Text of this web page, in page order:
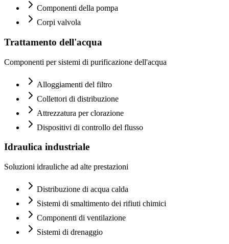
Componenti della pompa
Corpi valvola
Trattamento dell'acqua
Componenti per sistemi di purificazione dell'acqua
Alloggiamenti del filtro
Collettori di distribuzione
Attrezzatura per clorazione
Dispositivi di controllo del flusso
Idraulica industriale
Soluzioni idrauliche ad alte prestazioni
Distribuzione di acqua calda
Sistemi di smaltimento dei rifiuti chimici
Componenti di ventilazione
Sistemi di drenaggio